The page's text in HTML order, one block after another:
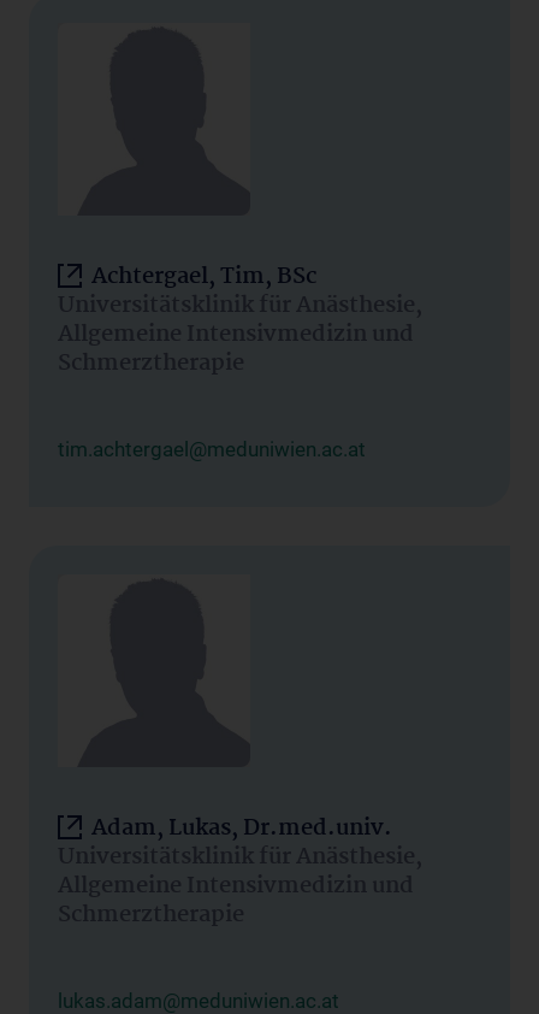
Achtergael, Tim, BSc
Universitätsklinik für Anästhesie,
Allgemeine Intensivmedizin und
Schmerztherapie
tim.achtergael@meduniwien.ac.at
Adam, Lukas, Dr.med.univ.
Universitätsklinik für Anästhesie,
Allgemeine Intensivmedizin und
Schmerztherapie
lukas.adam@meduniwien.ac.at